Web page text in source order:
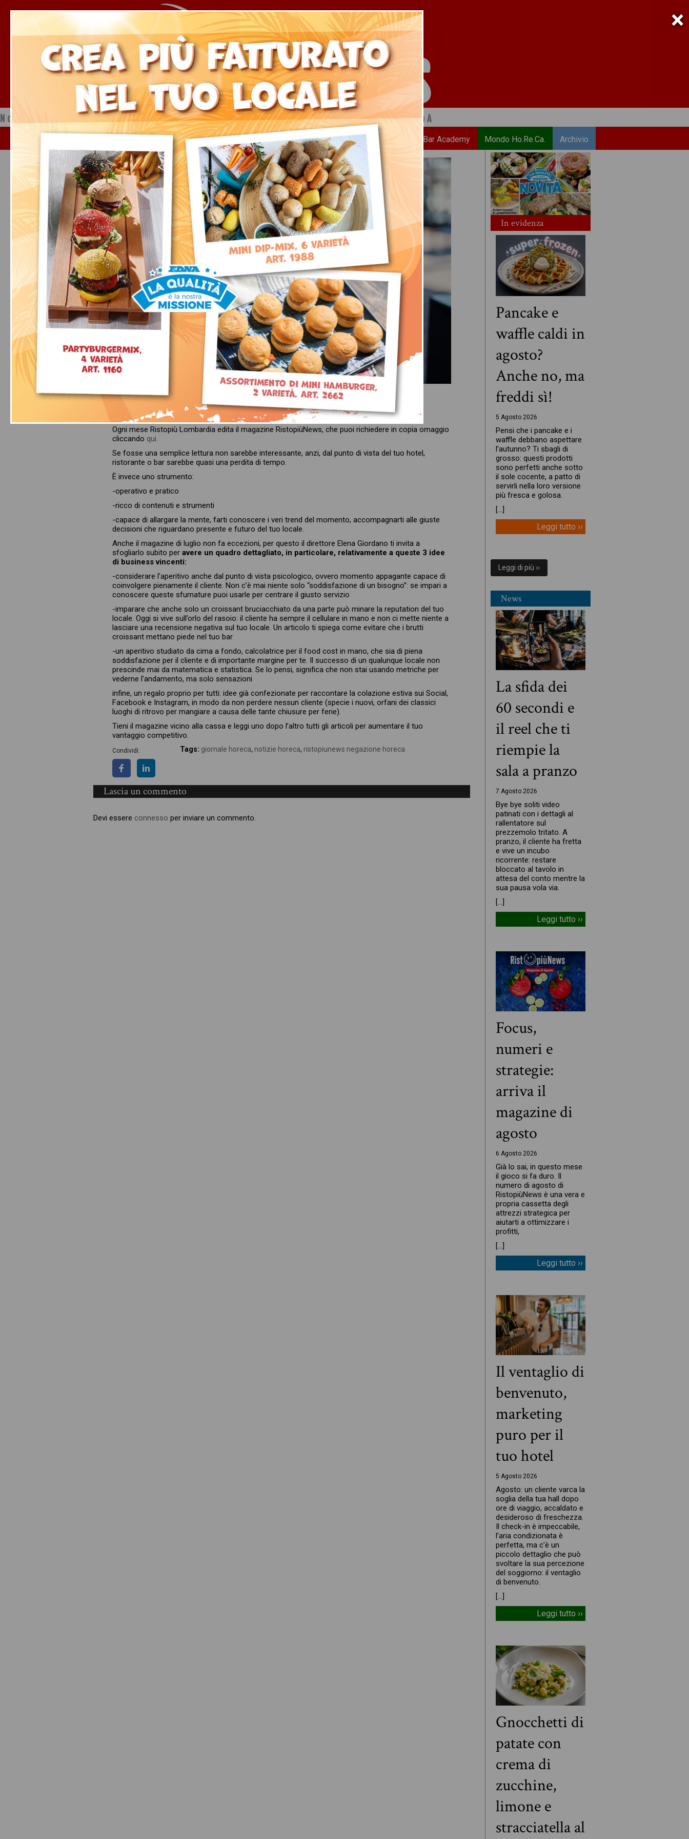
×
Notizie dal mondo della ristorazione a cura di Ristopiù Lombardia SpA
Chi Siamo News Ricette Bar Academy Mondo Ho.Re.Ca. Archivio
3 idee di business sul magazine di luglio
Ogni mese Ristopiù Lombardia edita il magazine RistopiùNews, che puoi richiedere in copia omaggio
cliccando qui.
Se fosse una semplice lettura non sarebbe interessante, anzi, dal punto di vista del tuo hotel,
ristorante o bar sarebbe quasi una perdita di tempo.
È invece uno strumento:
-operativo e pratico
-ricco di contenuti e strumenti
-capace di allargare la mente, farti conoscere i veri trend del momento, accompagnarti alle giuste
decisioni che riguardano presente e futuro del tuo locale.
Anche il magazine di luglio non fa eccezioni, per questo il direttore Elena Giordano ti invita a
sfogliarlo subito per avere un quadro dettagliato, in particolare, relativamente a queste 3 idee
di business vincenti:
-considerare l’aperitivo anche dal punto di vista psicologico, ovvero momento appagante capace di
coinvolgere pienamente il cliente. Non c’è mai niente solo “soddisfazione di un bisogno”: se impari a
conoscere queste sfumature puoi usarle per centrare il giusto servizio
-imparare che anche solo un croissant bruciacchiato da una parte può minare la reputation del tuo
locale. Oggi si vive sull’orlo del rasoio: il cliente ha sempre il cellulare in mano e non ci mette niente a
lasciare una recensione negativa sul tuo locale. Un articolo ti spiega come evitare che i brutti
croissant mettano piede nel tuo bar
-un aperitivo studiato da cima a fondo, calcolatrice per il food cost in mano, che sia di piena
soddisfazione per il cliente e di importante margine per te. Il successo di un qualunque locale non
prescinde mai da matematica e statistica. Se lo pensi, significa che non stai usando metriche per
vederne l’andamento, ma solo sensazioni
infine, un regalo proprio per tutti: idee già confezionate per raccontare la colazione estiva sui Social,
Facebook e Instagram, in modo da non perdere nessun cliente (specie i nuovi, orfani dei classici
luoghi di ritrovo per mangiare a causa delle tante chiusure per ferie).
Tieni il magazine vicino alla cassa e leggi uno dopo l’altro tutti gli articoli per aumentare il tuo
vantaggio competitivo.
Condividi: Tags: giornale horeca, notizie horeca, ristopiunews negazione horeca
Lascia un commento
Devi essere connesso per inviare un commento.
In evidenza
Pancake e
waffle caldi in
agosto?
Anche no, ma
freddi sì!
5 Agosto 2026
Pensi che i pancake e i
waffle debbano aspettare
l’autunno? Ti sbagli di
grosso: questi prodotti
sono perfetti anche sotto
il sole cocente, a patto di
servirli nella loro versione
più fresca e golosa.
[…]
Leggi tutto ››
Leggi di più ››
News
La sfida dei
60 secondi e
il reel che ti
riempie la
sala a pranzo
7 Agosto 2026
Bye bye soliti video
patinati con i dettagli al
rallentatore sul
prezzemolo tritato. A
pranzo, il cliente ha fretta
e vive un incubo
ricorrente: restare
bloccato al tavolo in
attesa del conto mentre la
sua pausa vola via.
[…]
Leggi tutto ››
Focus,
numeri e
strategie:
arriva il
magazine di
agosto
6 Agosto 2026
Già lo sai, in questo mese
il gioco si fa duro. Il
numero di agosto di
RistopiùNews è una vera e
propria cassetta degli
attrezzi strategica per
aiutarti a ottimizzare i
profitti,
[…]
Leggi tutto ››
Il ventaglio di
benvenuto,
marketing
puro per il
tuo hotel
5 Agosto 2026
Agosto: un cliente varca la
soglia della tua hall dopo
ore di viaggio, accaldato e
desideroso di freschezza.
Il check-in è impeccabile,
l’aria condizionata è
perfetta, ma c’è un
piccolo dettaglio che può
svoltare la sua percezione
del soggiorno: il ventaglio
di benvenuto.
[…]
Leggi tutto ››
Gnocchetti di
patate con
crema di
zucchine,
limone e
stracciatella al